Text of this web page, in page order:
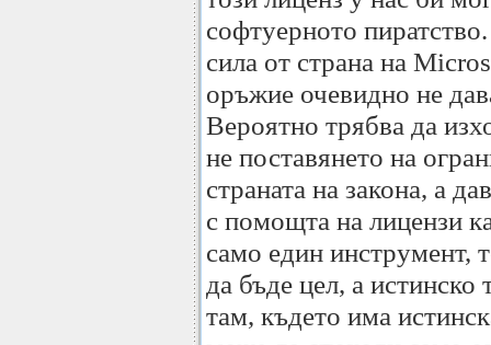
софтуерното
сила от страна на
оръжие очевидно не
Вероятно трябва да
не поставянето на
страната на закона, а
с помощта на лицензи
само един инструмент,
да бъде цел, а
там, където има